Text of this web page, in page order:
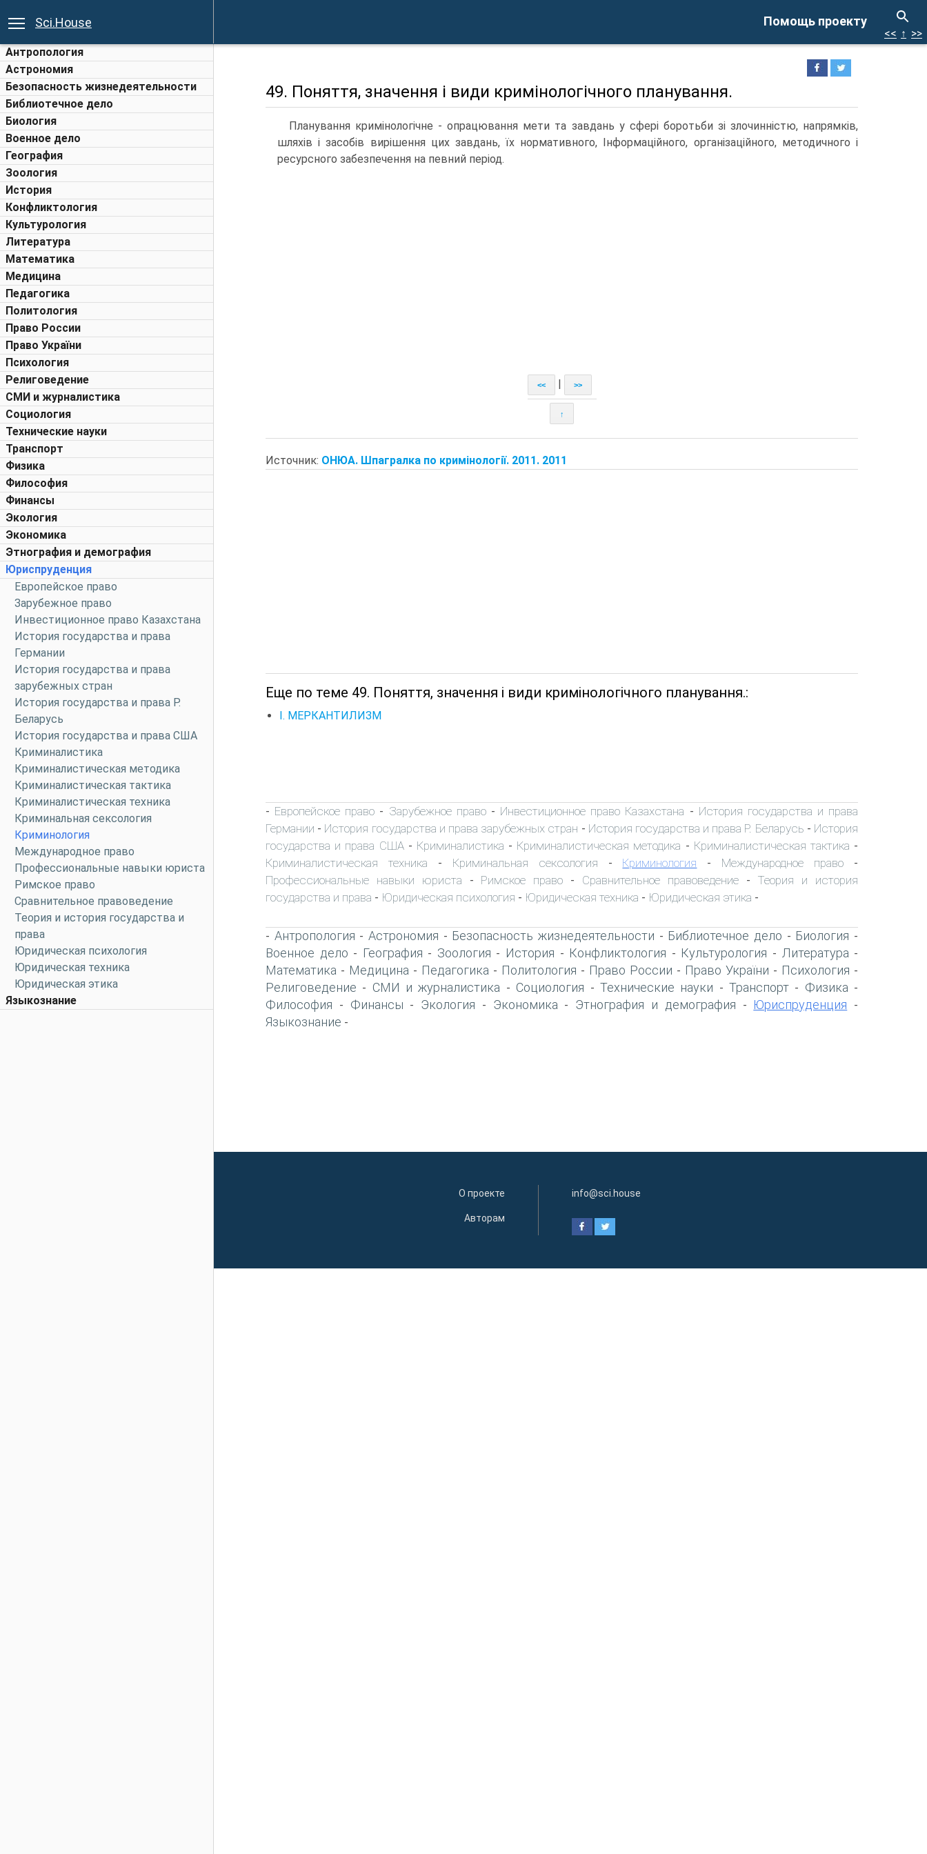
Помощь проекту
Sci.House
Антропология
Астрономия
Безопасность жизнедеятельности
Библиотечное дело
Биология
Военное дело
География
Зоология
История
Конфликтология
Культурология
Литература
Математика
Медицина
Педагогика
Политология
Право России
Право України
Психология
Религоведение
СМИ и журналистика
Социология
Технические науки
Транспорт
Физика
Философия
Финансы
Экология
Экономика
Этнография и демография
Юриспруденция
Европейское право
Зарубежное право
Инвестиционное право Казахстана
История государства и права
Германии
История государства и права
зарубежных стран
История государства и права Р.
Беларусь
История государства и права США
Криминалистика
Криминалистическая методика
Криминалистическая тактика
Криминалистическая техника
Криминальная сексология
Криминология
Международное право
Профессиональные навыки юриста
Римское право
Сравнительное правоведение
Теория и история государства и
права
Юридическая психология
Юридическая техника
Юридическая этика
Языкознание
<< ↑ >>
49. Поняття, значення і види кримінологічного планування.
Планування кримінологічне - опрацювання мети та завдань у сфері боротьби зі злочинністю, напрямків,
шляхів і засобів вирішення цих завдань, їх нормативного, Інформаційного, організаційного, методичного і
ресурсного забезпечення на певний період.
<< >>
↑
Источник: ОНЮА. Шпагралка по кримінології. 2011. 2011
Еще по теме 49. Поняття, значення і види кримінологічного планування.:
I. МЕРКАНТИЛИЗМ
- Европейское право - Зарубежное право- Инвестиционное право Казахстана - История государства и права
Германии - История государства и права зарубежных стран - История государства и права Р. Беларусь - История
государства и права США- Криминалистика - Криминалистическая методика - Криминалистическая тактика -
Криминалистическая техника - Криминальная сексология - Криминология - Международное право -
Профессиональные навыки юриста - Римское право - Сравнительное правоведение- Теория и история
государства и права - Юридическая психология - Юридическая техника - Юридическая этика -
- Антропология -Астрономия - Безопасность жизнедеятельности - Библиотечное дело - Биология -
Военное дело - География - Зоология - История - Конфликтология - Культурология - Литература -
Математика - Медицина - Педагогика - Политология - Право России - Право України - Психология -
Религоведение - СМИ и журналистика - Социология - Технические науки - Транспорт- Физика -
Философия - Финансы - Экология - Экономика - Этнография и демография - Юриспруденция -
Языкознание -
О проекте
Авторам
info@sci.house